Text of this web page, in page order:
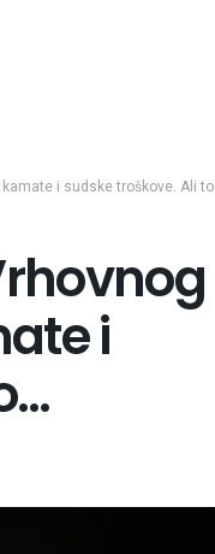
i sudske troškove. Ali to
i